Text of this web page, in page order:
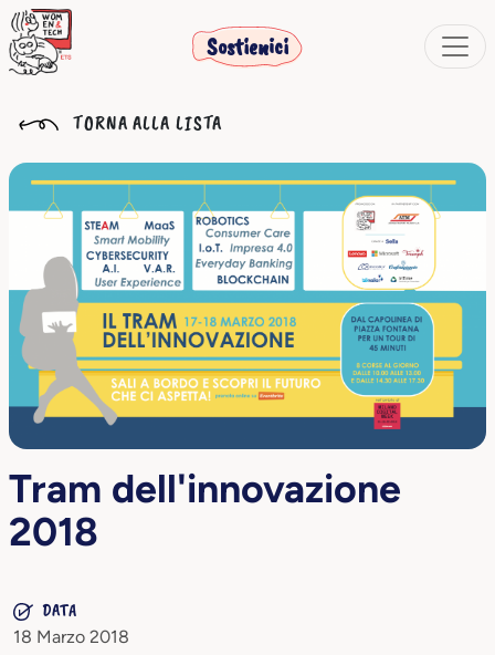
Sostienici
TORNA ALLA LISTA
Tram dell'innovazione
2018
DATA
18 Marzo 2018